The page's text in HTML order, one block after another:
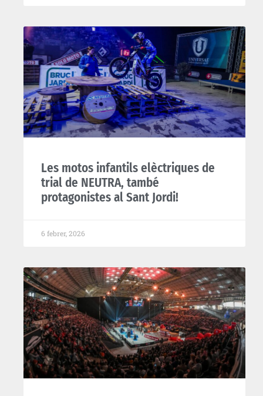
Les motos infantils elèctriques de
trial de NEUTRA, també
protagonistes al Sant Jordi!
6 febrer, 2026